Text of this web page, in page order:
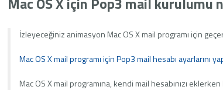
İzleyeceğiniz animasyon Mac OS X mail programı için
Mac OS X mail programı için Pop3 mail hesabı ayarlarını
Mac OS X mail programına, kendi mail hesabınızı